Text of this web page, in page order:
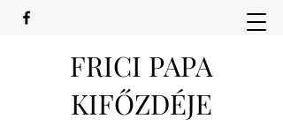
FRICI PAPA
KIFŐZDÉJE